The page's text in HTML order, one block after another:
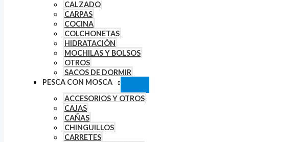
CALZADO
CARPAS
COCINA
COLCHONETAS
HIDRATACIÓN
MOCHILAS Y BOLSOS
OTROS
SACOS DE DORMIR
PESCA CON MOSCA
ACCESORIOS Y OTROS
CAJAS
CAÑAS
CHINGUILLOS
CARRETES